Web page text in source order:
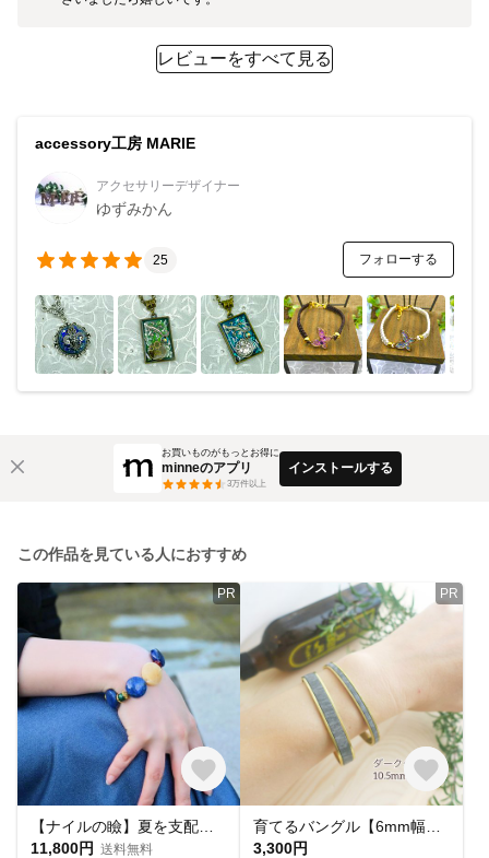
レビューをすべて見る
accessory工房 MARIE
アクセサリーデザイナー
ゆずみかん
25 フォローする
お買いものがもっとお得に
minneのアプリ
3万件以上
インストールする
この作品を見ている人におすすめ
PR
11,800円 送料無料
PR
3,300円